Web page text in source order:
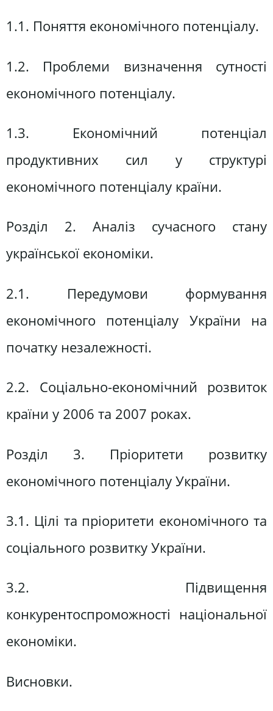
1.1. Поняття економічного потенціалу.
1.2. Проблеми визначення сутності
економічного потенціалу.
1.3. Eкономічний потенціал
продуктивних сил у структурі
економічного потенціалу країни.
Розділ 2. Аналіз сучасного стану
української економіки.
2.1. Передумови формування
економічного потенціалу України на
початку незалежності.
2.2. Соціально-економічний розвиток
країни у 2006 та 2007 роках.
Розділ 3. Пріоритети розвитку
економічного потенціалу України.
3.1. Цілі та пріоритети економічного та
соціального розвитку України.
3.2. Підвищення
конкурентоспроможності національної
економіки.
Висновки.